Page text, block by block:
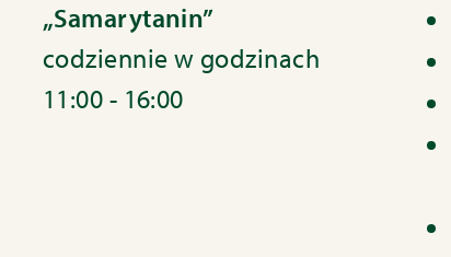
„Samarytanin”
codziennie w godzinach
11:00 - 16:00